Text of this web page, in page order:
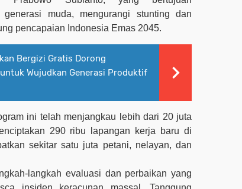
muda, mengurangi stunting dan
pencapaian Indonesia Emas 2045.
Bergizi Gratis Dorong
Wujudkan Generasi Produktif
ini telah menjangkau lebih dari 20 juta
290 ribu lapangan kerja baru di
sekitar satu juta petani, nelayan, dan
langkah evaluasi dan perbaikan yang